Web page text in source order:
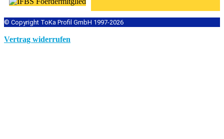
© Copyright ToKa Profil GmbH 1997-2026
Vertrag widerrufen